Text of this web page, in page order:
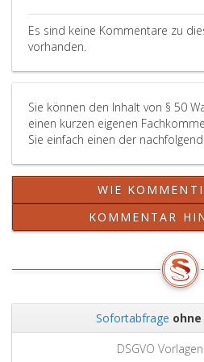
die
für
Es sind keine Kommentare zu
vorhanden.
Sie können den Inhalt von § 50
einen kurzen eigenen
Sie einfach einen der
WIE
KOMMENTAR
Sofortabfrage ohne
DSGVO Vorlagen